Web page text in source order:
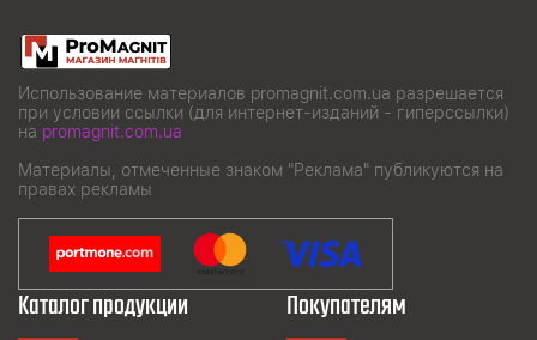
Использование материалов promagnit.com.ua разрешается
при условии ссылки (для интернет-изданий - гиперссылки)
на promagnit.com.ua
Материалы, отмеченные знаком "Реклама" публикуются на
правах рекламы
Каталог продукции Покупателям